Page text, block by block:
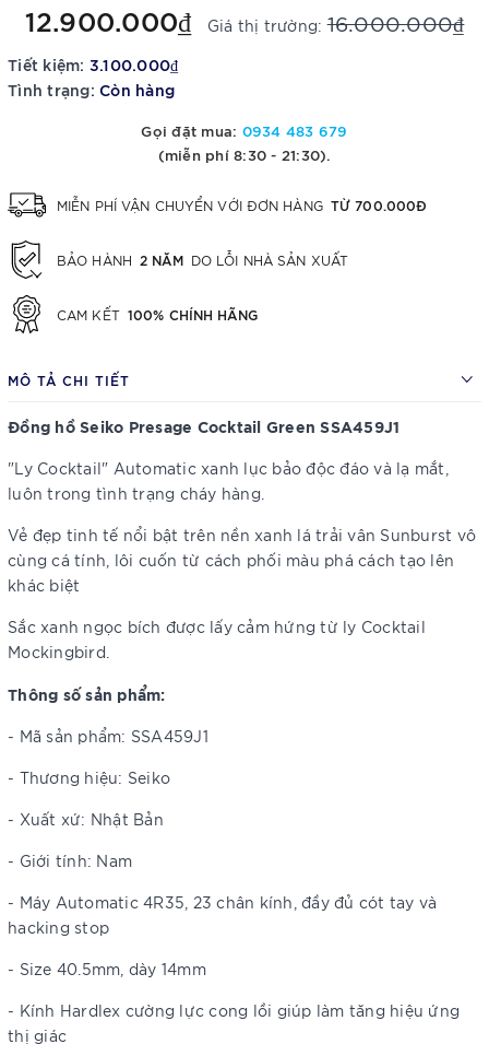
12.900.000₫ Giá thị trường:16.000.000₫
Tiết kiệm: 3.100.000₫
Tình trạng: Còn hàng
Gọi đặt mua: 0934 483 679
(miễn phí 8:30 - 21:30).
MIỄN PHÍ VẬN CHUYỂN VỚI ĐƠN HÀNG TỪ 700.000Đ
BẢO HÀNH 2 NĂM DO LỖI NHÀ SẢN XUẤT
CAM KẾT 100% CHÍNH HÃNG
MÔ TẢ CHI TIẾT
Đồng hồ Seiko Presage Cocktail Green SSA459J1
"Ly Cocktail" Automatic xanh lục bảo độc đáo và lạ mắt,
luôn trong tình trạng cháy hàng.
Vẻ đẹp tinh tế nổi bật trên nền xanh lá trải vân Sunburst vô
cùng cá tính, lôi cuốn từ cách phối màu phá cách tạo lên
khác biệt
Sắc xanh ngọc bích được lấy cảm hứng từ ly Cocktail
Mockingbird.
Thông số sản phẩm:
- Mã sản phẩm: SSA459J1
- Thương hiệu: Seiko
- Xuất xứ: Nhật Bản
- Giới tính: Nam
- Máy Automatic 4R35, 23 chân kính, đầy đủ cót tay và
hacking stop
- Size 40.5mm, dày 14mm
- Kính Hardlex cường lực cong lồi giúp làm tăng hiệu ứng
thị giác